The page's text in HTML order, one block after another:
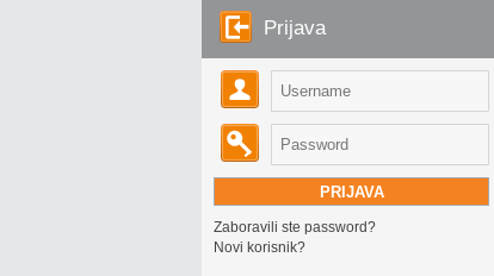
Prijava
Zaboravili ste password?
Novi korisnik?